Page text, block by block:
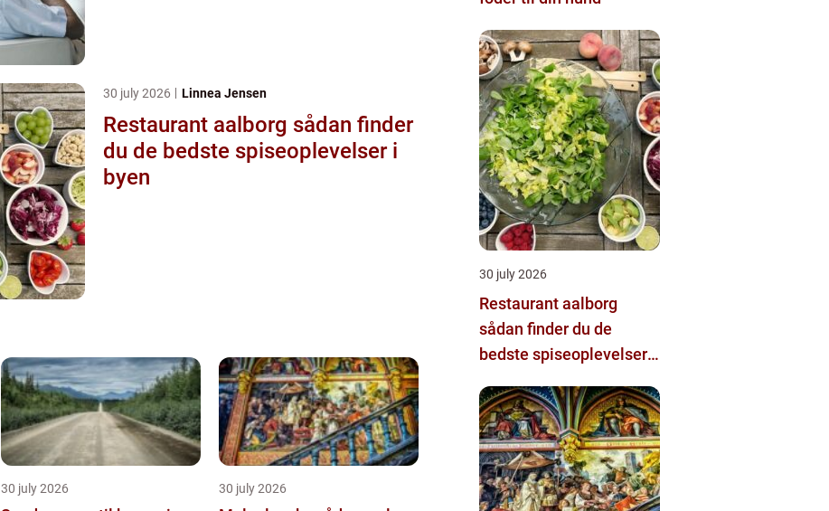
30 july 2026 Linnea Jensen
Restaurant aalborg sådan finder
du de bedste spiseoplevelser i
byen
30 july 2026 30 july 2026
30 july 2026
Restaurant aalborg
sådan finder du de
bedste spiseoplevelser i